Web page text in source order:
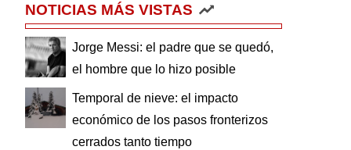
NOTICIAS MÁS VISTAS
Jorge Messi: el padre que se quedó,
el hombre que lo hizo posible
Temporal de nieve: el impacto
económico de los pasos fronterizos
cerrados tanto tiempo